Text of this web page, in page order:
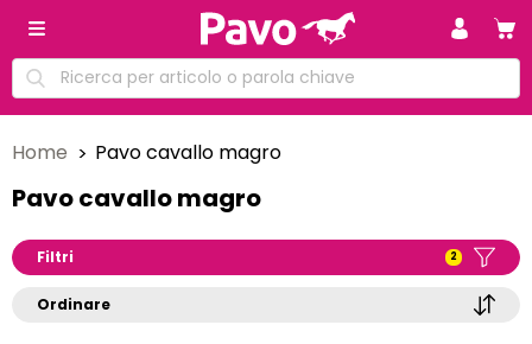
Home Pavo cavallo magro
Pavo cavallo magro
Filtri 2
Ordinare